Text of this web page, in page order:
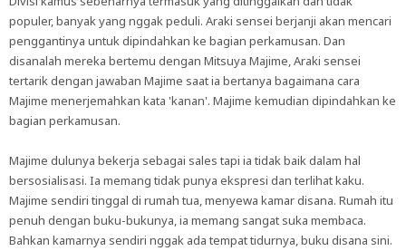
populer, banyak yang nggak peduli. Araki sensei berjanji akan mencari
penggantinya untuk dipindahkan ke bagian perkamusan. Dan
disanalah mereka bertemu dengan Mitsuya Majime, Araki sensei
tertarik dengan jawaban Majime saat ia bertanya bagaimana cara
Majime menerjemahkan kata 'kanan'. Majime kemudian dipindahkan ke
bagian perkamusan.
Majime dulunya bekerja sebagai sales tapi ia tidak baik dalam hal
bersosialisasi. Ia memang tidak punya ekspresi dan terlihat kaku.
Majime sendiri tinggal di rumah tua, menyewa kamar disana. Rumah itu
penuh dengan buku-bukunya, ia memang sangat suka membaca.
Bahkan kamarnya sendiri nggak ada tempat tidurnya, buku disana sini.